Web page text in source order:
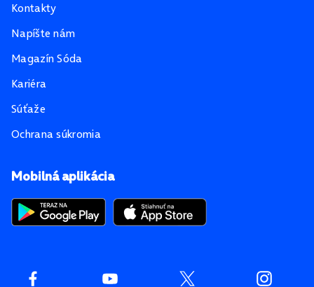
Mobilná aplikácia
Kontakty
Napíšte nám
Magazín Sóda
Kariéra
Súťaže
Ochrana súkromia